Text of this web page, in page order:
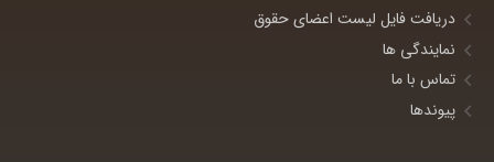
دریافت فایل لیست اعضای حقوق
نمایندگی ها
تماس با ما
پیوندها